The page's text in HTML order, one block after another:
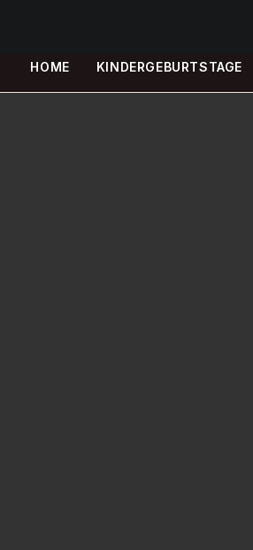
HOME KINDERGEBURTSTAGE